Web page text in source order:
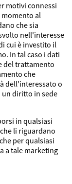
motivi connessi
al
che sia
nell'interesse
cui è investito il
In tal caso i dati
del trattamento
che
dell'interessato o
un diritto in sede
in qualsiasi
li riguardano
per qualsiasi
a tale marketing